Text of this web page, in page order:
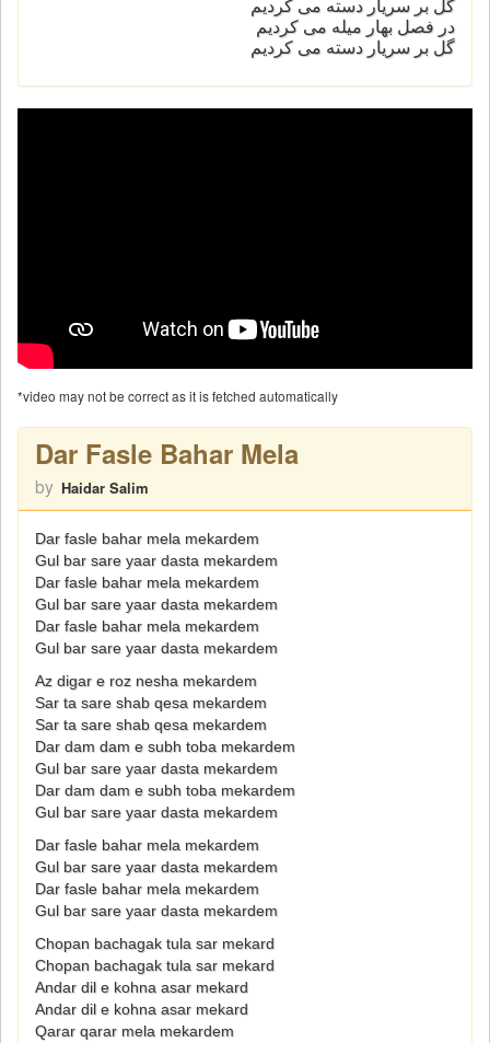
گل بر سریار دسته می کردیم
در فصل بهار میله می کردیم
گل بر سریار دسته می کردیم
*video may not be correct as it is fetched automatically
Dar Fasle Bahar Mela
by Haidar Salim
Dar fasle bahar mela mekardem
Gul bar sare yaar dasta mekardem
Dar fasle bahar mela mekardem
Gul bar sare yaar dasta mekardem
Dar fasle bahar mela mekardem
Gul bar sare yaar dasta mekardem
Az digar e roz nesha mekardem
Sar ta sare shab qesa mekardem
Sar ta sare shab qesa mekardem
Dar dam dam e subh toba mekardem
Gul bar sare yaar dasta mekardem
Dar dam dam e subh toba mekardem
Gul bar sare yaar dasta mekardem
Dar fasle bahar mela mekardem
Gul bar sare yaar dasta mekardem
Dar fasle bahar mela mekardem
Gul bar sare yaar dasta mekardem
Chopan bachagak tula sar mekard
Chopan bachagak tula sar mekard
Andar dil e kohna asar mekard
Andar dil e kohna asar mekard
Qarar qarar mela mekardem